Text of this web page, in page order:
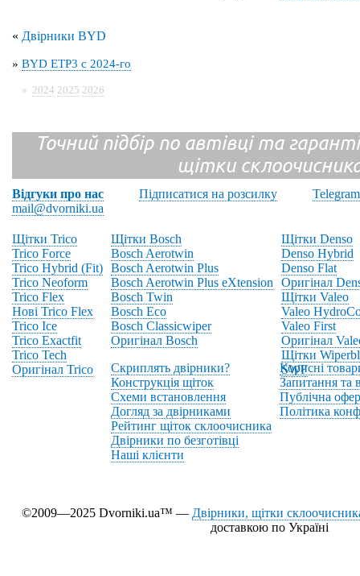
« Двірники BYD
» BYD ETP3 с 2024-го
» 2024 2025 2026
Точний підбір по автівці та
щітки
Відгуки про нас Підписатися на розсилку
Telegram
mail@dvorniki.ua
Щітки Trico
Trico Force
Trico Hybrid (Fit)
Trico Neoform
Trico Flex
Нові Trico Flex
Trico Ice
Trico Exactfit
Trico Tech
Оригінал Trico
Щітки Bosch
Bosch Aerotwin
Bosch Aerotwin Plus
Bosch Aerotwin Plus eXtension
Bosch Twin
Bosch Eco
Bosch Classicwiper
Оригінал Bosch
Щітки Denso
Denso Hybrid
Denso Flat
Оригінал
Щітки Valeo
Valeo
Valeo First
Оригінал
Щітки
SWF
Скриплять двірники?
Конструкція щіток
Схеми встановлення
Догляд за двірниками
Рейтинг щіток склоочисника
Двірники по безготівці
Наші клієнти
Корисні
Запитання та
Публічна
Політика
©2009—2025 Dvorniki.ua™ — Двірники, щітки
доставкою по Україні